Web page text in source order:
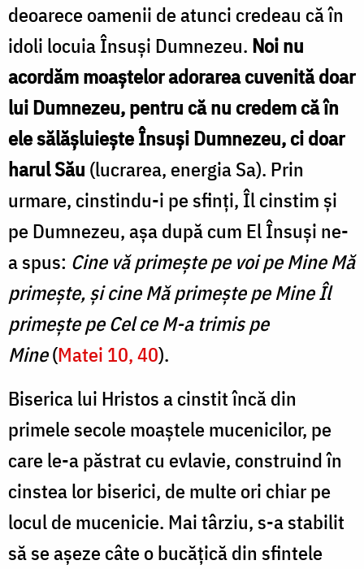
deoarece oamenii de atunci credeau că în
idoli locuia Însuși Dumnezeu. Noi nu
acordăm moaștelor adorarea cuvenită doar
lui Dumnezeu, pentru că nu credem că în
ele sălășluiește Însuși Dumnezeu, ci doar
harul Său (lucrarea, energia Sa). Prin
urmare, cinstindu-i pe sfinți, Îl cinstim și
pe Dumnezeu, așa după cum El Însuși ne-
a spus: Cine vă primește pe voi pe Mine Mă
primește, și cine Mă primește pe Mine Îl
primește pe Cel ce M-a trimis pe
Mine(Matei 10, 40).
Biserica lui Hristos a cinstit încă din
primele secole moaștele mucenicilor, pe
care le-a păstrat cu evlavie, construind în
cinstea lor biserici, de multe ori chiar pe
locul de mucenicie. Mai târziu, s-a stabilit
să se așeze câte o bucățică din sfintele